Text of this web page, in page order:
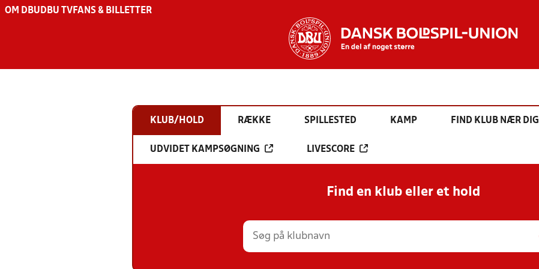
OM DBU DBU TV FANS & BILLETTER
KLUB/HOLD RÆKKE SPILLESTED KAMP FIND KLUB NÆR DIG
UDVIDET KAMPSØGNING LIVESCORE
Find en klub eller et hold